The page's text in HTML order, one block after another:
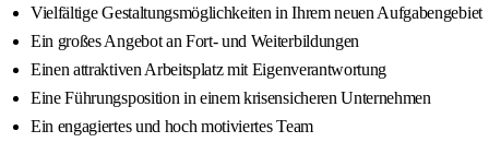
Vielfältige Gestaltungsmöglichkeiten in Ihrem neuen Aufgabengebiet
Ein großes Angebot an Fort- und Weiterbildungen
Einen attraktiven Arbeitsplatz mit Eigenverantwortung
Eine Führungsposition in einem krisensicheren Unternehmen
Ein engagiertes und hoch motiviertes Team